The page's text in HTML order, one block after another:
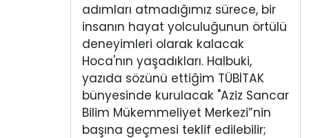
adımları atmadığımız sürece, bir
insanın hayat yolculuğunun örtülü
deneyimleri olarak kalacak
Hoca'nın yaşadıkları. Halbuki,
yazıda sözünü ettiğim TÜBİTAK
bünyesinde kurulacak "Aziz Sancar
Bilim Mükemmeliyet Merkezi”nin
başına geçmesi teklif edilebilir;